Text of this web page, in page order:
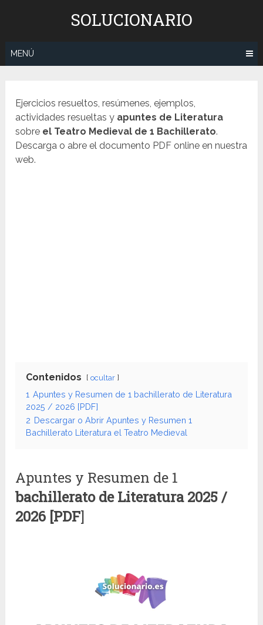
SOLUCIONARIO
MENÚ
Ejercicios resueltos, resúmenes, ejemplos,
actividades resueltas y apuntes de Literatura
sobre el Teatro Medieval de 1 Bachillerato.
Descarga o abre el documento PDF online en nuestra
web.
Contenidos ocultar
1 Apuntes y Resumen de 1 bachillerato de Literatura
2025 / 2026 [PDF]
2 Descargar o Abrir Apuntes y Resumen 1
Bachillerato Literatura el Teatro Medieval
Apuntes y Resumen de 1
bachillerato de Literatura 2025 /
2026 [PDF]